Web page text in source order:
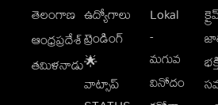
తెలంగాణ
ఆంధ్రప్రదేశ్
తమిళనాడు
ఉద్యోగాలు
ట్రెండింగ్
🌟
వాట్సాప్
Lokal
-
మగువ
వినోదం